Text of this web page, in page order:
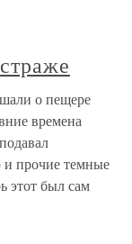
о пещере
времена
прочие темные
этот был сам